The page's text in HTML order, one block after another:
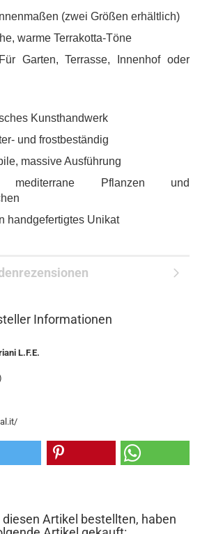
(zwei Größen erhältlich)
warme Terrakotta-Töne
Garten, Terrasse, Innenhof oder
Kunsthandwerk
und frostbeständig
massive Ausführung
Pflanzen und
handgefertigtes Unikat
Informationen
L.F.E.
Artikel bestellten, haben